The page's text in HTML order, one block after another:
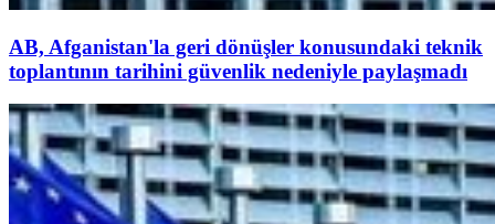
AB, Afganistan'la geri dönüşler konusundaki teknik
toplantının tarihini güvenlik nedeniyle paylaşmadı